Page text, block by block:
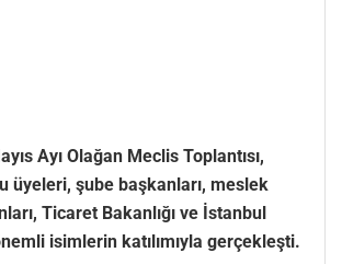
Ayı Olağan Meclis Toplantısı,
üyeleri, şube başkanları, meslek
Ticaret Bakanlığı ve İstanbul
isimlerin katılımıyla gerçekleşti.